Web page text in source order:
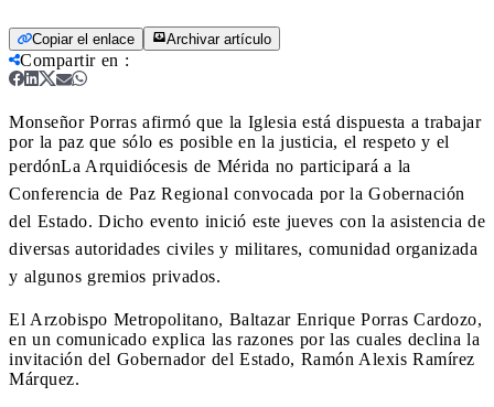
Copiar el enlace Archivar artículo
Compartir en :
Monseñor Porras afirmó que la Iglesia está dispuesta a trabajar
por la paz que sólo es posible en la justicia, el respeto y el
perdónLa Arquidiócesis de Mérida no participará a la
Conferencia de Paz Regional convocada por la Gobernación
del Estado. Dicho evento inició este jueves con la asistencia de
diversas autoridades civiles y militares, comunidad organizada
y algunos gremios privados.
El Arzobispo Metropolitano, Baltazar Enrique Porras Cardozo,
en un comunicado explica las razones por las cuales declina la
invitación del Gobernador del Estado, Ramón Alexis Ramírez
Márquez.